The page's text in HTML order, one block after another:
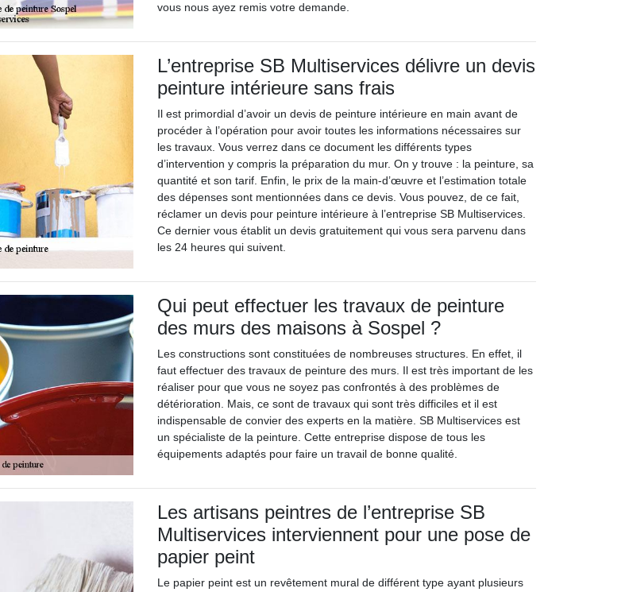
vous nous ayez remis votre demande.
L’entreprise SB Multiservices délivre un devis
peinture intérieure sans frais
Il est primordial d’avoir un devis de peinture intérieure en main avant de
procéder à l’opération pour avoir toutes les informations nécessaires sur
les travaux. Vous verrez dans ce document les différents types
d’intervention y compris la préparation du mur. On y trouve : la peinture, sa
quantité et son tarif. Enfin, le prix de la main-d’œuvre et l’estimation totale
des dépenses sont mentionnées dans ce devis. Vous pouvez, de ce fait,
réclamer un devis pour peinture intérieure à l’entreprise SB Multiservices.
Ce dernier vous établit un devis gratuitement qui vous sera parvenu dans
les 24 heures qui suivent.
Qui peut effectuer les travaux de peinture
des murs des maisons à Sospel ?
Les constructions sont constituées de nombreuses structures. En effet, il
faut effectuer des travaux de peinture des murs. Il est très important de les
réaliser pour que vous ne soyez pas confrontés à des problèmes de
détérioration. Mais, ce sont de travaux qui sont très difficiles et il est
indispensable de convier des experts en la matière. SB Multiservices est
un spécialiste de la peinture. Cette entreprise dispose de tous les
équipements adaptés pour faire un travail de bonne qualité.
Les artisans peintres de l’entreprise SB
Multiservices interviennent pour une pose de
papier peint
Le papier peint est un revêtement mural de différent type ayant plusieurs